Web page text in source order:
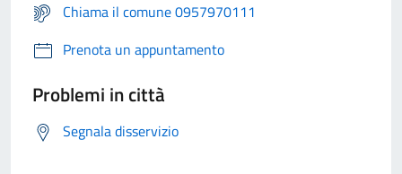
Chiama il comune 0957970111
Prenota un appuntamento
Problemi in città
Segnala disservizio